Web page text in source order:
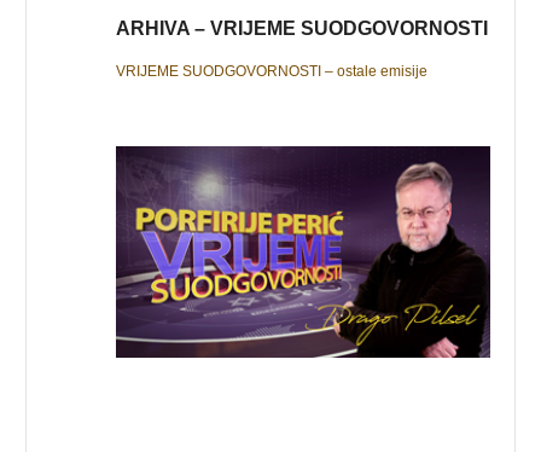
ARHIVA – VRIJEME SUODGOVORNOSTI
VRIJEME SUODGOVORNOSTI – ostale emisije